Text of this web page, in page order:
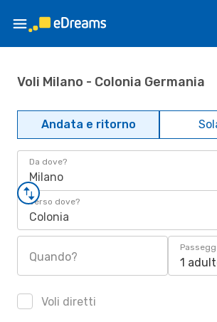
Voli Milano - Colonia Germania
Andata e ritorno
Da dove?
Milano
Verso dove?
Colonia
Quando? 1
Voli diretti